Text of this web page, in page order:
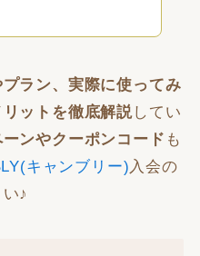
ラン、実際に使ってみ
ットを徹底解説してい
ンやクーポンコード も
キャンブリー) 入会の
♪